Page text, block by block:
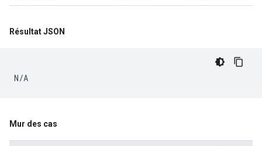
Résultat JSON
N/A
Mur des cas